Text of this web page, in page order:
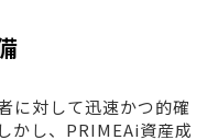
に対して迅速かつ的確
かし、PRIMEAi資産成